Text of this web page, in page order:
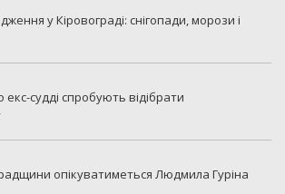
у Кіровограді: снігопади, морози і
екс-судді спробують відібрати
опікуватиметься Людмила Гуріна